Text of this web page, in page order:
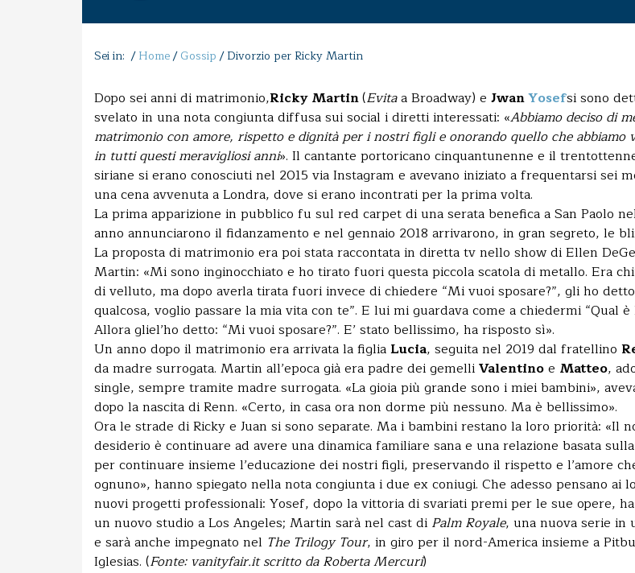
Sei in: /Home/Gossip/Divorzio per Ricky Martin
Dopo sei anni di matrimonio,Ricky Martin(Evitaa Broadway) e JwanYosefsi sono
svelato in una nota congiunta diffusa sui social i diretti interessati: «Abbiamo deciso di
matrimonio con amore, rispetto e dignità per i nostri figli e onorando quello che abbiamo
in tutti questi meravigliosi anni». Il cantante portoricano cinquantunenne e il
siriane si erano conosciuti nel 2015 via Instagram e avevano iniziato a frequentarsi sei
una cena avvenuta a Londra, dove si erano incontrati per la prima volta.
La prima apparizione in pubblico fu sul red carpet di una serata benefica a San Paolo
anno annunciarono il fidanzamento e nel gennaio 2018 arrivarono, in gran segreto, le
La proposta di matrimonio era poi stata raccontata in diretta tv nello show di Ellen
Martin: «Mi sono inginocchiato e ho tirato fuori questa piccola scatola di metallo. Era
di velluto, ma dopo averla tirata fuori invece di chiedere “Mi vuoi sposare?”, gli ho
qualcosa, voglio passare la mia vita con te”. E lui mi guardava come a chiedermi “Qual è
Allora gliel’ho detto: “Mi vuoi sposare?”. E’ stato bellissimo, ha risposto sì».
Un anno dopo il matrimonio era arrivata la figliaLucia, seguita nel 2019 dal fratellino
da madre surrogata. Martin all’epoca già era padre dei gemelliValentinoe Matteo,
single, sempre tramite madre surrogata. «La gioia più grande sono i miei bambini»,
dopo la nascita di Renn. «Certo, in casa ora non dorme più nessuno. Ma è bellissimo».
Ora le strade di Ricky e Juan si sono separate. Ma i bambini restano la loro priorità: «Il
desiderio è continuare ad avere una dinamica familiare sana e una relazione basata sulla
per continuare insieme l’educazione dei nostri figli, preservando il rispetto e l’amore
ognuno», hanno spiegato nella nota congiunta i due ex coniugi. Che adesso pensano ai
nuovi progetti professionali: Yosef, dopo la vittoria di svariati premi per le sue opere, ha
un nuovo studio a Los Angeles; Martin sarà nel cast di Palm Royale, una nuova serie in
e sarà anche impegnato nel The Trilogy Tour, in giro per il nord-America insieme a
Iglesias. (Fonte: vanityfair.it scritto da Roberta Mercuri)